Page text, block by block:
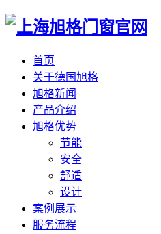
首页
关于德国旭格
旭格新闻
产品介绍
旭格优势
节能
安全
舒适
设计
案例展示
服务流程